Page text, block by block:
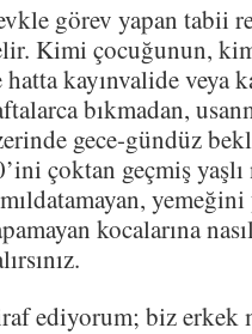
görev yapan tabii
Kimi çocuğunun,
hatta kayınvalide veya
bıkmadan,
gece-gündüz
çoktan geçmiş
kocalarına
ediyorum; biz erkek